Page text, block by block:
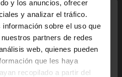
y los anuncios, ofrecer
y analizar el tráfico.
sobre el uso que
partners de redes
web, quienes pueden
que les haya
recopilado a partir del
de España. ¿Quieres ir a